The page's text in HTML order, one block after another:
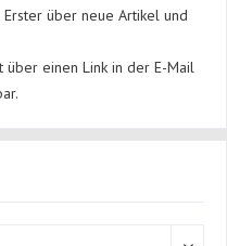
über neue Artikel und
einen Link in der E-Mail